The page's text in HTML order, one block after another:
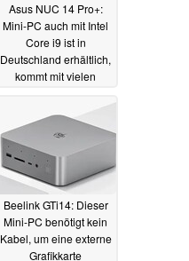
Asus NUC 14 Pro+:
Mini-PC auch mit Intel
Core i9 ist in
Deutschland erhältlich,
kommt mit vielen
Beelink GTi14: Dieser
Mini-PC benötigt kein
Kabel, um eine externe
Grafikkarte